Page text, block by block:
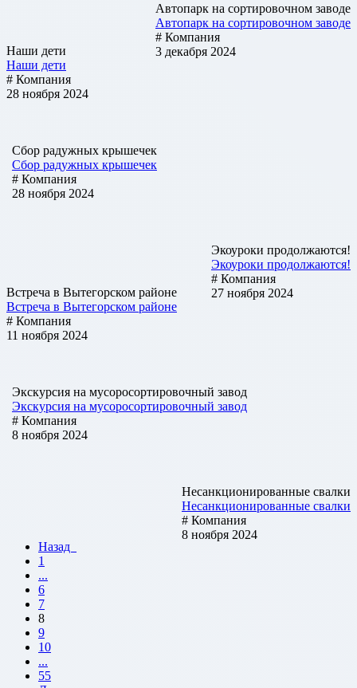
Автопарк на сортировочном заводе
Автопарк на сортировочном заводе
# Компания
3 декабря 2024
Наши дети
Наши дети
# Компания
28 ноября 2024
Сбор радужных крышечек
Сбор радужных крышечек
# Компания
28 ноября 2024
Экоуроки продолжаются!
Экоуроки продолжаются!
# Компания
27 ноября 2024
Встреча в Вытегорском районе
Встреча в Вытегорском районе
# Компания
11 ноября 2024
Экскурсия на мусоросортировочный завод
Экскурсия на мусоросортировочный завод
# Компания
8 ноября 2024
Несанкционированные свалки
Несанкционированные свалки
# Компания
8 ноября 2024
Назад
1
...
6
7
8
9
10
...
55